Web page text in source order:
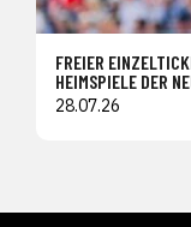
FREIER
HEIMSPIELE DER
28.07.26